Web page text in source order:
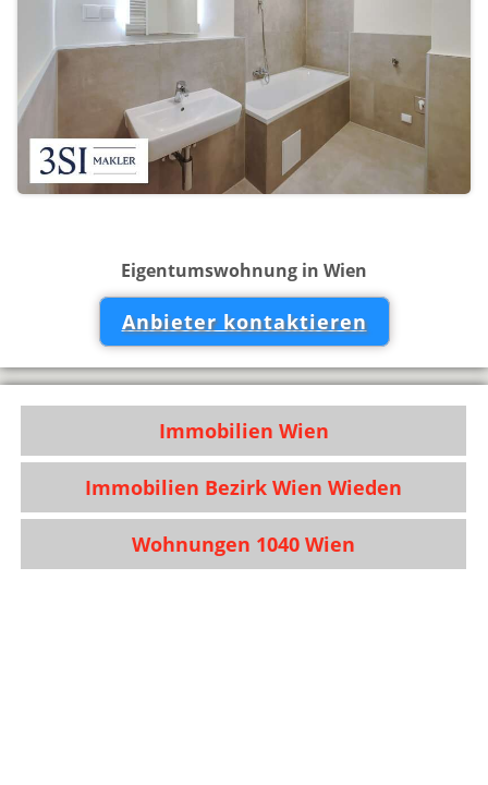
Eigentumswohnung in Wien
Anbieter kontaktieren
Immobilien Wien
Immobilien Bezirk Wien Wieden
Wohnungen 1040 Wien